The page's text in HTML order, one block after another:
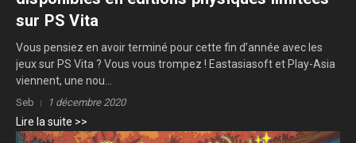
sur PS Vita
Vous pensiez en avoir terminé pour cette fin d’année avec les
jeux sur PS Vita ? Vous vous trompez ! Eastasiasoft et Play-Asia
viennent, une nou...
Seb 1 décembre 2020
Lire la suite >>